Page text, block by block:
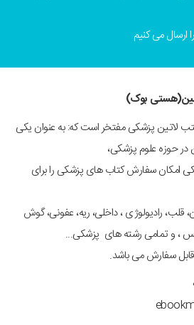
ارسال می کنیم
بوک)
لاتین پزشکی مفتخر است که: به عنوان یکی
در حوزه علوم پزشکی،
امکان سفارش کتاب های پزشکی را برای
قلب، رادیولوژی ، داخلی، ریه، عفونی، گوش
، و تمامی رشته های پزشکی...
سفارش می باشد.